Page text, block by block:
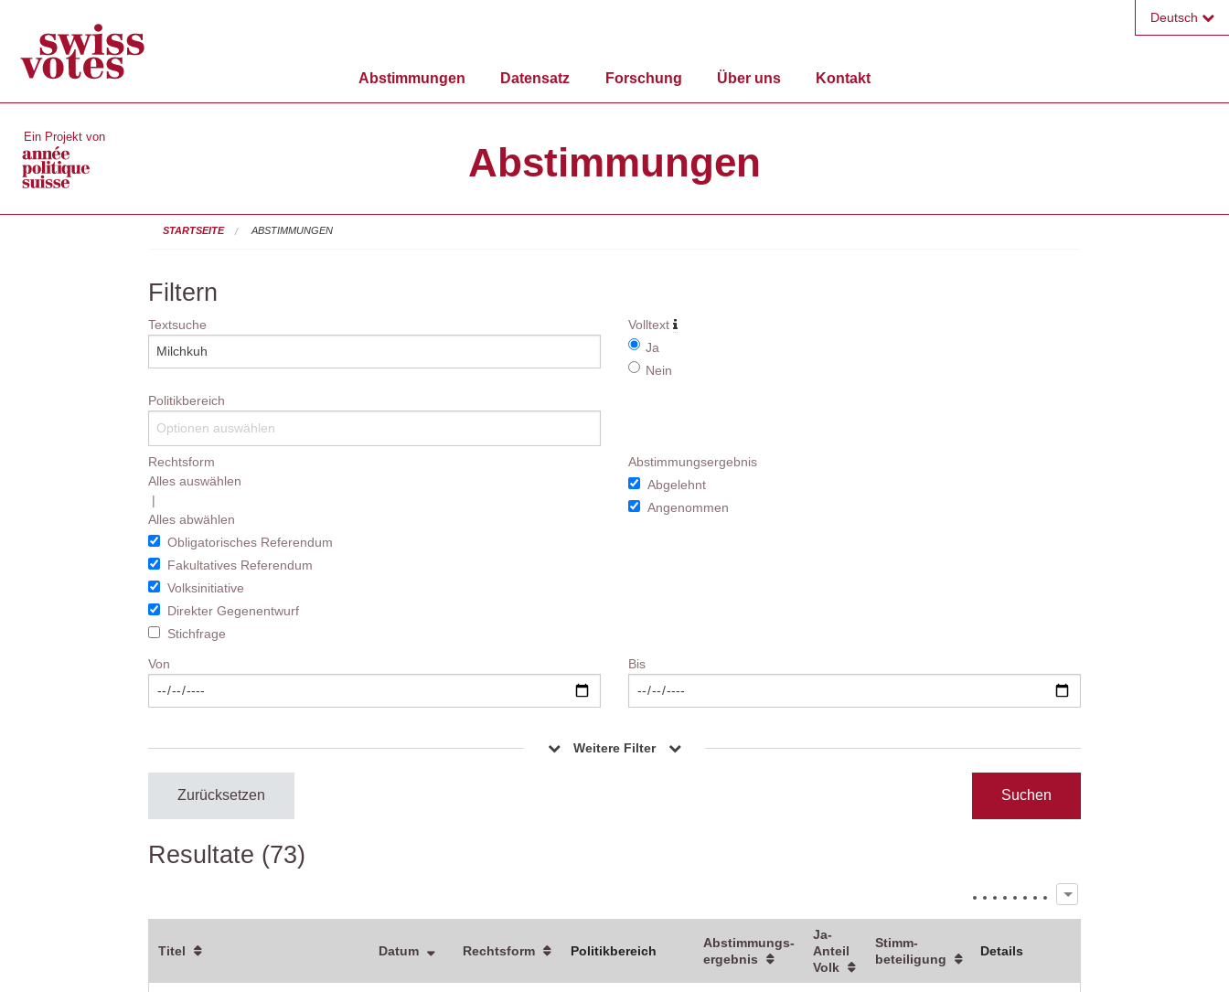
Abstimmungen Datensatz Forschung Über uns Kontakt
Deutsch
Ein Projekt von
Abstimmungen
STARTSEITE ABSTIMMUNGEN
Filtern
Textsuche
Volltext
Ja
Nein
Politikbereich
Rechtsform
Alles auswählen
|
Alles abwählen
Obligatorisches Referendum
Fakultatives Referendum
Volksinitiative
Direkter Gegenentwurf
Stichfrage
Abstimmungsergebnis
Abgelehnt
Angenommen
Von Bis
Weitere Filter
Zurücksetzen
Resultate (73)
Titel Datum Rechtsform Politikbereich
Abstimmungs­
ergebnis
Ja-
Anteil
Volk
Stimm­
beteiligung
Details